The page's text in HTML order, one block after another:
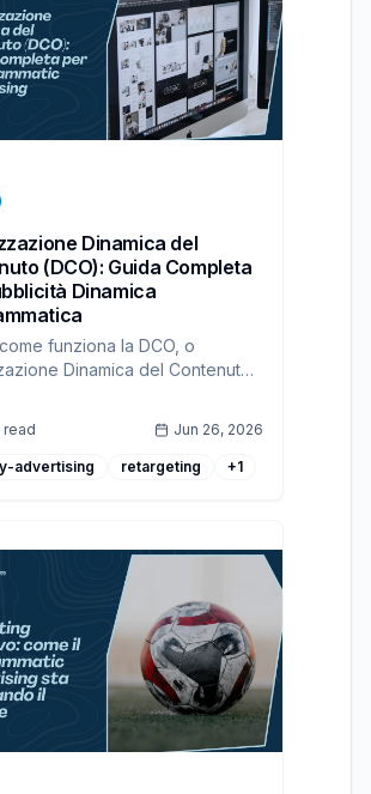
Dinamica del
(DCO): Guida Completa
Dinamica
funziona la DCO, o
Dinamica del Contenuto,
programmatico
read Jun 26, 2026
advertising retargeting +1